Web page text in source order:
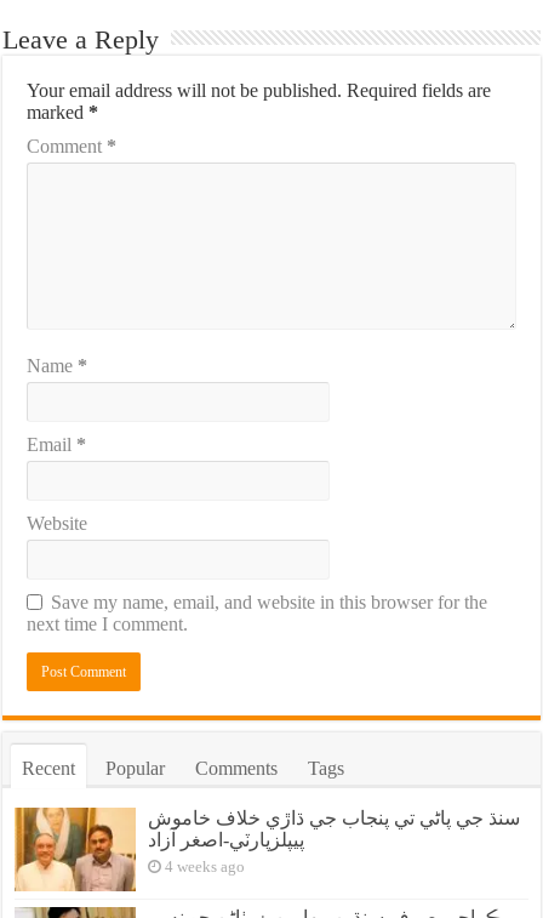
Leave a Reply
Your email address will not be published. Required fields are
marked *
Comment *
Name *
Email *
Website
Save my name, email, and website in this browser for the
next time I comment.
Recent Popular Comments Tags
سنڌ جي پاڻي تي پنجاب جي ڌاڙي خلاف خاموش
پيپلزپارٽي-اصغر آزاد
4 weeks ago